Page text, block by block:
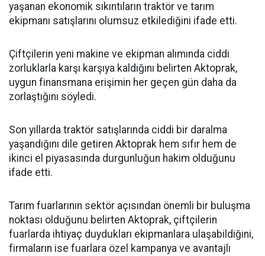
yaşanan ekonomik sıkıntıların traktör ve tarım
ekipmanı satışlarını olumsuz etkilediğini ifade etti.
Çiftçilerin yeni makine ve ekipman alımında ciddi
zorluklarla karşı karşıya kaldığını belirten Aktoprak,
uygun finansmana erişimin her geçen gün daha da
zorlaştığını söyledi.
Son yıllarda traktör satışlarında ciddi bir daralma
yaşandığını dile getiren Aktoprak hem sıfır hem de
ikinci el piyasasında durgunluğun hakim olduğunu
ifade etti.
Tarım fuarlarının sektör açısından önemli bir buluşma
noktası olduğunu belirten Aktoprak, çiftçilerin
fuarlarda ihtiyaç duydukları ekipmanlara ulaşabildiğini,
firmaların ise fuarlara özel kampanya ve avantajlı